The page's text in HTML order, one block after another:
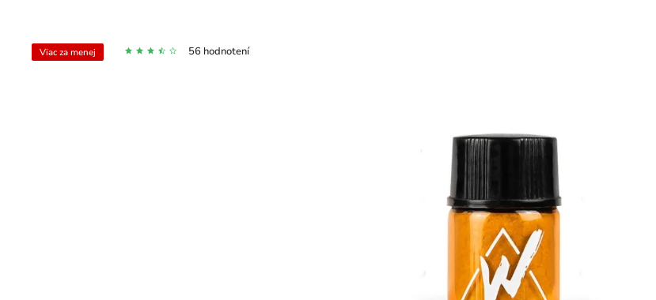
Viac za menej 56 hodnotení